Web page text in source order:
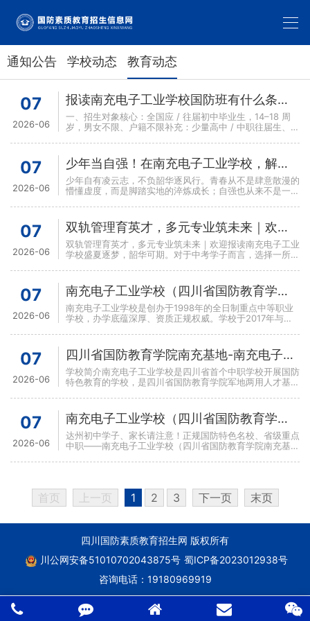
通知公告 学校动态 教育动态
07
2026-06
报读南充电子工业学校国防班有什么条件和要求？
一、招生对象核心：全国应 / 往届初中毕业生，14–18 周
岁，男女不限、户籍不限补充：少量高中 / 中职往届生、高
07
2026-06
少年当自强！在南充电子工业学校，解锁不一样的热血青春
少年自有凌云志，不负韶华逐风行。青春从不是肆意散漫的
懵懂虚度，而是脚踏实地的淬炼成长；自强也从来不是一句
07
2026-06
双轨管理育英才，多元专业筑未来｜欢迎报读南充电子工业学校
双轨管理育英才，多元专业筑未来｜欢迎报读南充电子工业
学校盛夏逐梦，韶华可期。对于中考学子而言，选择一所优
07
2026-06
南充电子工业学校（四川省国防教育学院军地两用人才基地）计算机国防班简介
南充电子工业学校是创办于1998年的全日制重点中等职业
学校，办学底蕴深厚、资质正规权威。学校于2017年与四
07
2026-06
四川省国防教育学院南充基地-南充电子工业学校2026年招生简章
学校简介南充电子工业学校是四川省首个中职学校开展国防
特色教育的学校，是四川省国防教育学院军地两用人才基
07
2026-06
南充电子工业学校（四川省国防教育学院南充基地）来达州招生啦！
达州初中学子、家长请注意！正规国防特色名校、省级重点
中职——南充电子工业学校（四川省国防教育学院南充基
首页 上一页 1 2 3 下一页 末页
四川国防素质教育招生网 版权所有
川公网安备51010702043875号 蜀ICP备2023012938号
咨询电话： 19180969919